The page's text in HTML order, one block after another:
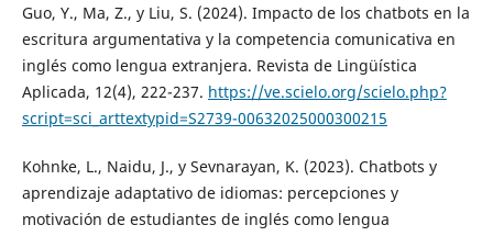
Guo, Y., Ma, Z., y Liu, S. (2024). Impacto de los chatbots en la
escritura argumentativa y la competencia comunicativa en
inglés como lengua extranjera. Revista de Lingüística
Aplicada, 12(4), 222-237. https://ve.scielo.org/scielo.php?
script=sci_arttextypid=S2739-00632025000300215
Kohnke, L., Naidu, J., y Sevnarayan, K. (2023). Chatbots y
aprendizaje adaptativo de idiomas: percepciones y
motivación de estudiantes de inglés como lengua